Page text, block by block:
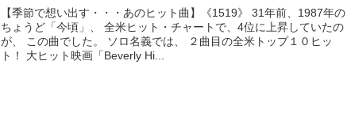
【季節で想い出す・・・あのヒット曲】《1519》 31年前、1987年の
ちょうど「今頃」、 全米ヒット・チャートで、4位に上昇していたの
が、 この曲でした。 ソロ名義では、 ２曲目の全米トップ１０ヒッ
ト！ 大ヒット映画「Beverly Hi...